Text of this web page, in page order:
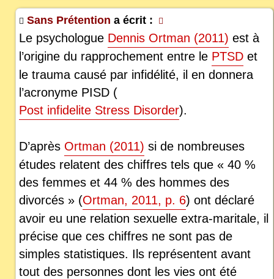
Sans Prétention a écrit :
Le psychologue Dennis Ortman (2011) est à
l’origine du rapprochement entre le PTSD et
le trauma causé par infidélité, il en donnera
l’acronyme PISD (
Post infidelite Stress Disorder).
D’après Ortman (2011) si de nombreuses
études relatent des chiffres tels que « 40 %
des femmes et 44 % des hommes des
divorcés » (Ortman, 2011, p. 6) ont déclaré
avoir eu une relation sexuelle extra-maritale, il
précise que ces chiffres ne sont pas de
simples statistiques. Ils représentent avant
tout des personnes dont les vies ont été